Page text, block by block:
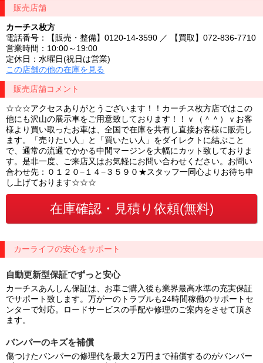
販売店舗
カーチス枚方
電話番号：【販売・整備】0120-14-3590 ／ 【買取】072-836-7710
営業時間：10:00～19:00
定休日：水曜日(祝日は営業)
この店舗の他の在庫を見る
販売店舗コメント
☆☆☆アクセスありがとうございます！！カーチス枚方店ではこの
他にも沢山の展示車をご用意致しております！！ｖ（＾＾）ｖお客
様より買い取ったお車は、全国で在庫を共有し直接お客様に販売し
ます。「売りたい人」と「買いたい人」をダイレクトに結ぶこと
で、通常の流通でかかる中間マージンを大幅にカット致しておりま
す。是非一度、ご来店又はお気軽にお問い合わせください。お問い
合わせ先：０１２０−１４−３５９０★スタッフ一同心よりお待ち申
し上げております☆☆☆
カーライフの安心をサポート
自動更新型保証でずっと安心
カーチスあんしん保証は、お車ご購入後も業界最高水準の充実保証
でサポート致します。万が一のトラブルも24時間稼働のサポートセ
ンターで対応。ロードサービスの手配や修理のご案内をさせて頂き
ます。
バンパーのキズを補償
傷つけたバンパーの修理代を最大２万円まで補償するのがバンパー